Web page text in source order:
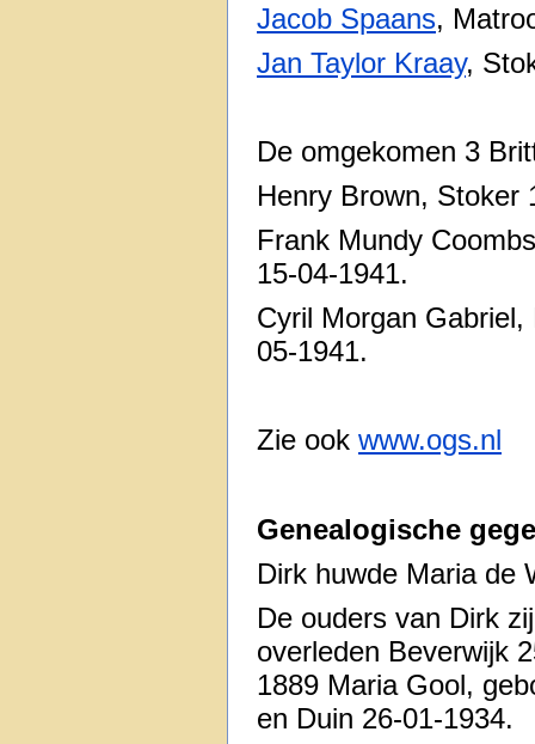
Jacob Spaans,
Jan Taylor Kraay,
De omgekomen 3
Henry Brown, Stoker
Frank Mundy
15-04-1941.
Cyril Morgan
05-1941.
Zie ook www.ogs.nl
Genealogische
Dirk huwde Maria de
De ouders van Dirk
overleden Beverwijk
1889 Maria Gool,
en Duin 26-01-1934.